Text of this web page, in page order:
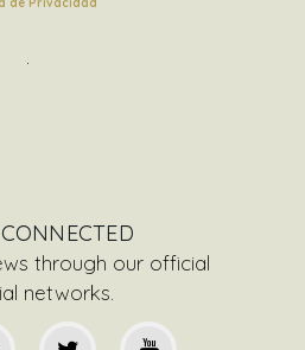
through our official
networks.